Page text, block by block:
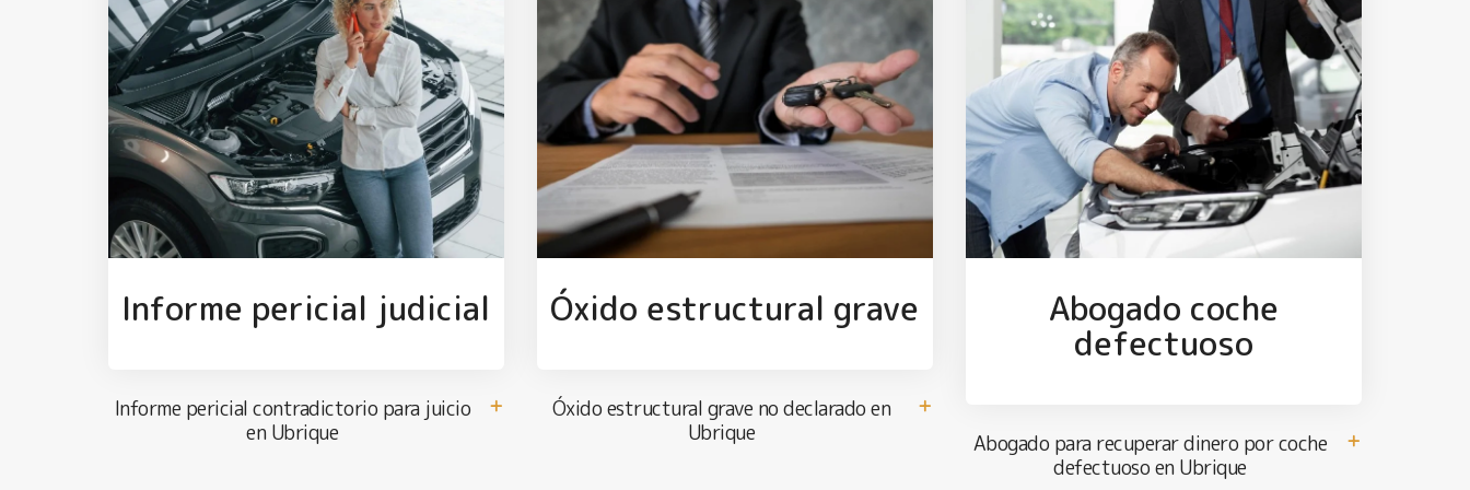
Informe pericial judicial
Informe pericial contradictorio para juicio
en Ubrique
Óxido estructural grave
Óxido estructural grave no declarado en
Ubrique
Abogado coche
defectuoso
Abogado para recuperar dinero por coche
defectuoso en Ubrique